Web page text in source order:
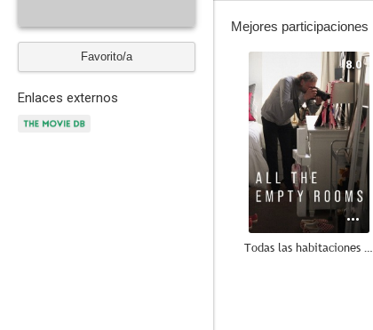
Favorito/a
Enlaces externos
Mejores participaciones
8.0
Todas las habitaciones vacías